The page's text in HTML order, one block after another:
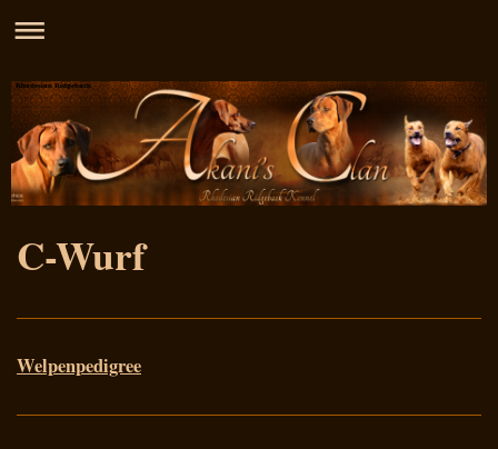
Rhodesian Ridgeback
C-Wurf
Welpenpedigree